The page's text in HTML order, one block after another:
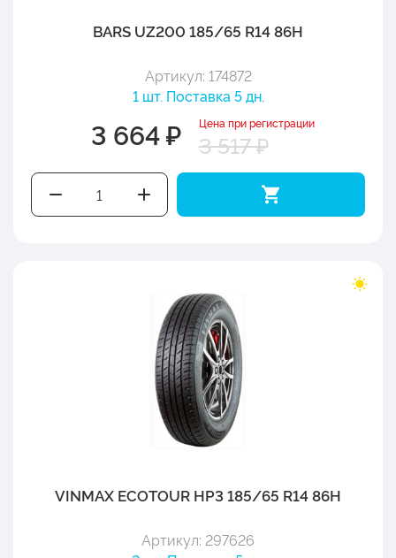
BARS UZ200 185/65 R14 86H
Артикул: 174872
1 шт. Поставка 5 дн.
3 664 ₽ Цена при регистрации
3 517 ₽
VINMAX ECOTOUR HP3 185/65 R14 86H
Артикул: 297626